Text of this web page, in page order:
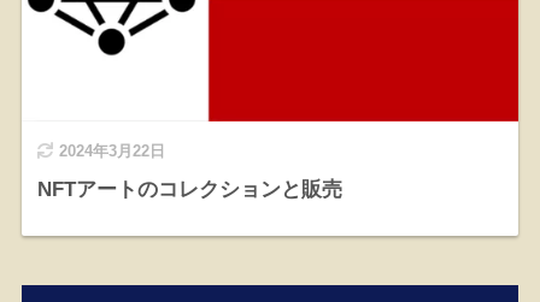
2024年3月22日
NFTアートのコレクションと販売